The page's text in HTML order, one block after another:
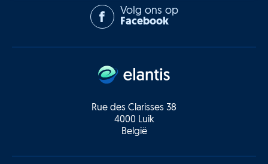
Rue des Clarisses 38
4000 Luik
België
Volg ons op
Facebook